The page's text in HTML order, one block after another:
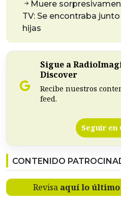
Muere
TV: Se encontraba
hijas
Sigue a
Discover
Recibe nuestros
feed.
Seguir en
CONTENIDO
Revisa aquí lo último